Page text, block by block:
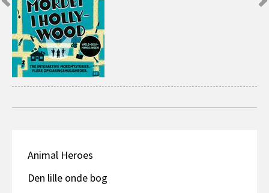
Animal Heroes
Den lille onde bog